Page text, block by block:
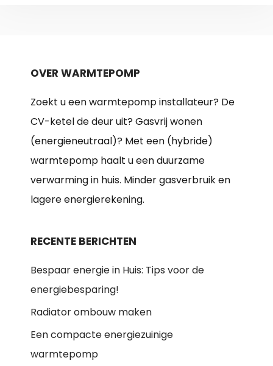
OVER WARMTEPOMP
Zoekt u een warmtepomp installateur? De
CV-ketel de deur uit? Gasvrij wonen
(energieneutraal)? Met een (hybride)
warmtepomp haalt u een duurzame
verwarming in huis. Minder gasverbruik en
lagere energierekening.
RECENTE BERICHTEN
Bespaar energie in Huis: Tips voor de
energiebesparing!
Radiator ombouw maken
Een compacte energiezuinige
warmtepomp